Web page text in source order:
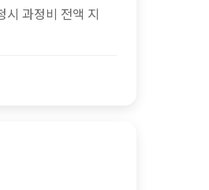
시 과정비 전액 지